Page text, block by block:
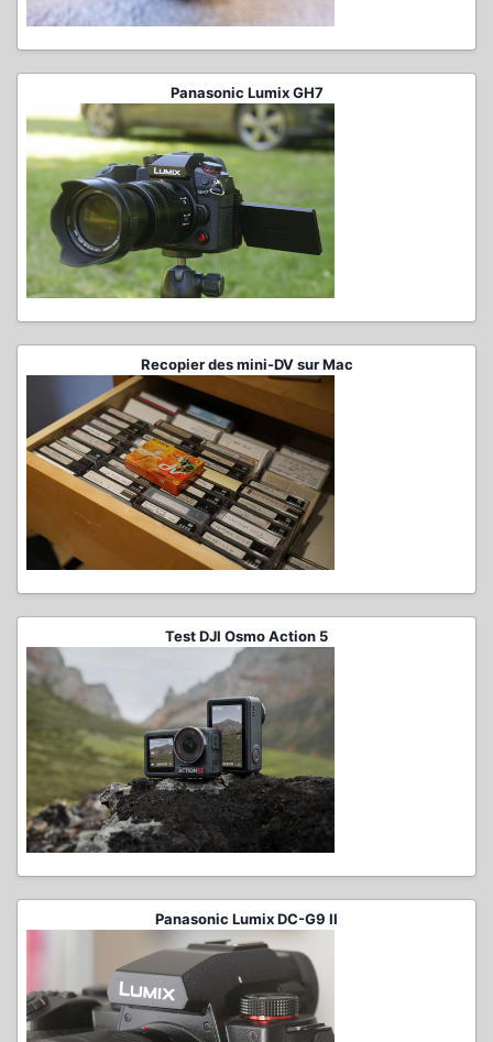
Panasonic Lumix GH7
Recopier des mini-DV sur Mac
Test DJI Osmo Action 5
Panasonic Lumix DC-G9 II